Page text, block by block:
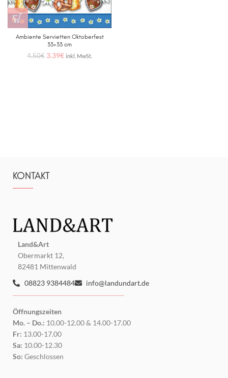
Ambiente Servietten Oktoberfest
33×33 cm
4.50€ 3.39€ inkl. MwSt.
KONTAKT
Land&Art
Obermarkt 12,
82481 Mittenwald
08823 9384484
info@landundart.de
Öffnungszeiten
Mo. – Do.: 10.00-12.00 & 14.00-17.00
Fr: 13.00-17.00
Sa: 10.00-12.30
So: Geschlossen